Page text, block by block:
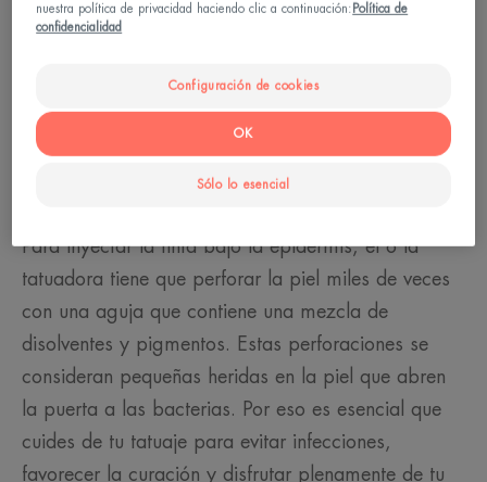
Cómo curar las cicatrices de los
tatuajes
Los tatuajes son más populares que nunca. Pero
Para inyectar la tinta bajo la epidermis, el o la
tatuadora tiene que perforar la piel miles de veces
con una aguja que contiene una mezcla de
disolventes y pigmentos. Estas perforaciones se
consideran pequeñas heridas en la piel que abren
la puerta a las bacterias. Por eso es esencial que
cuides de tu tatuaje para evitar infecciones,
favorecer la curación y disfrutar plenamente de tu
nuestra política de privacidad haciendo clic a continuación: Política de
confidencialidad
Configuración de cookies
Sólo lo esencial
OK